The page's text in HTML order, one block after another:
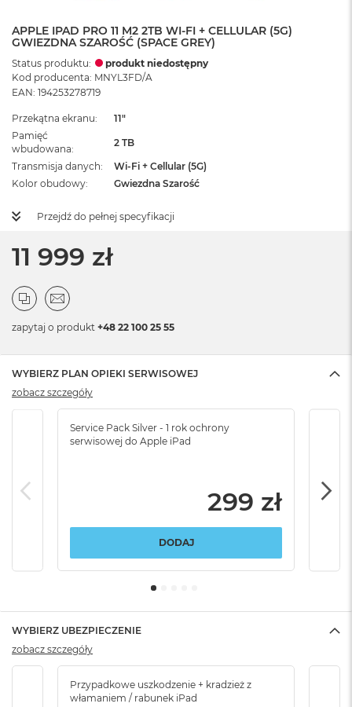
APPLE IPAD PRO 11 M2 2TB WI-FI + CELLULAR (5G)
GWIEZDNA SZAROŚĆ (SPACE GREY)
Status produktu:
produkt niedostępny
Kod producenta: MNYL3FD/A
EAN: 194253278719
Przekątna ekranu
11"
Pamięć
wbudowana
2 TB
Transmisja danych
Wi-Fi + Cellular (5G)
Kolor obudowy
Gwiezdna Szarość
Przejdź do pełnej specyfikacji
11 999 zł
zapytaj o produkt +48 22 100 25 55
WYBIERZ PLAN OPIEKI SERWISOWEJ
Service Pack Silver - 1 rok ochrony
serwisowej do Apple iPad
299 zł
DODAJ
zobacz szczegóły
WYBIERZ UBEZPIECZENIE
Przypadkowe uszkodzenie + kradzież z
włamaniem / rabunek iPad
zobacz szczegóły